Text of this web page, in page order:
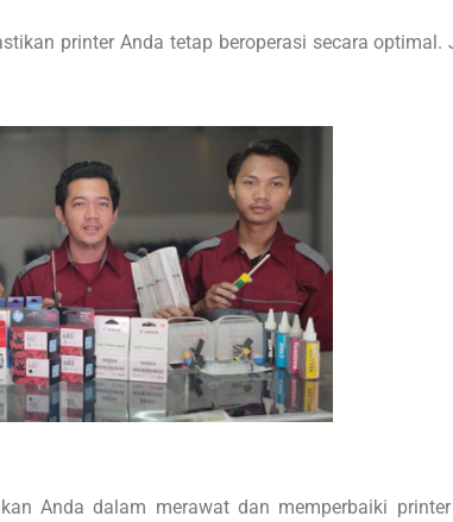
printer Anda tetap beroperasi secara
Anda dalam merawat dan memperbaiki